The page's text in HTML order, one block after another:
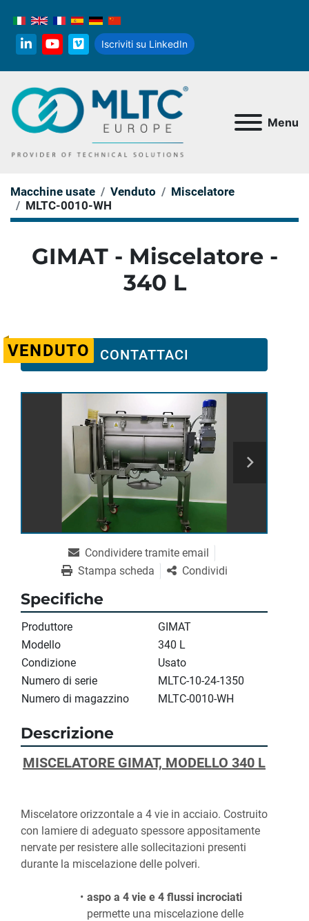
linkedinyoutube
vimeo
Iscriviti su LinkedIn
Menu
Macchine usate Venduto
Miscelatore
MLTC-0010-WH
GIMAT - Miscelatore -
340 L
VENDUTO CONTATTACI
Condividere tramite email
Stampa scheda
Condividi
Specifiche
Produttore
GIMAT
Modello
340 L
Condizione
Usato
Numero di serie
MLTC-10-24-1350
Numero di magazzino
MLTC-0010-WH
Descrizione
MISCELATORE GIMAT, MODELLO 340 L
Miscelatore orizzontale a 4 vie in acciaio. Costruito
con lamiere di adeguato spessore appositamente
nervate per resistere alle sollecitazioni presenti
durante la miscelazione delle polveri.
aspo a 4 vie e 4 flussi incrociati
permette una miscelazione delle